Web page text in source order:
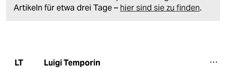
Artikeln für etwa drei Tage – hier sind sie zu finden.
LT Luigi Temporin